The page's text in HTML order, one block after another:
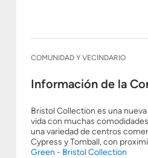
COMUNIDAD Y VECINDARIO
Información de la
Bristol Collection es una
vida con muchas
una variedad de centros
Cypress y Tomball, con
Green - Bristol Collection